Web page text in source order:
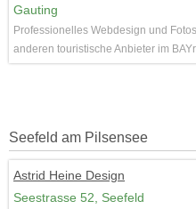
Gauting
Professionelles Webdesign und
anderen touristische Anbieter im
Seefeld am Pilsensee
Astrid Heine Design
Seestrasse 52, Seefeld